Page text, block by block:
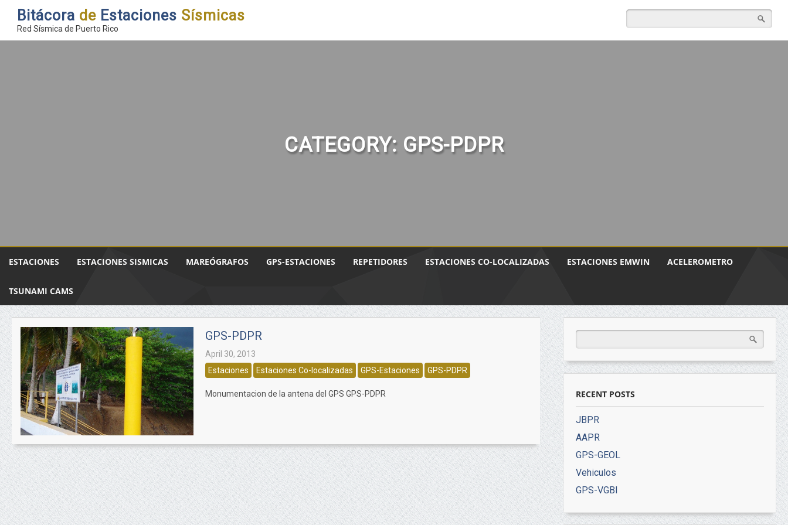
Bitácora de Estaciones Sísmicas
Red Sísmica de Puerto Rico
CATEGORY: GPS-PDPR
ESTACIONES ESTACIONES SISMICAS MAREÓGRAFOS GPS-ESTACIONES REPETIDORES ESTACIONES CO-LOCALIZADAS ESTACIONES EMWIN ACELEROMETRO
TSUNAMI CAMS
GPS-PDPR
April 30, 2013
Estaciones
Estaciones Co-localizadas GPS-Estaciones GPS-PDPR
Monumentacion de la antena del GPS GPS-PDPR RECENT POSTS
JBPR
AAPR
GPS-GEOL
Vehiculos
GPS-VGBI